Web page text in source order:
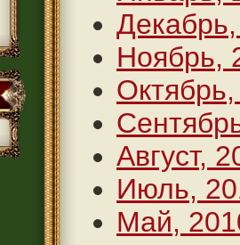
Ноябрь,
Август,
Июль,
Май,